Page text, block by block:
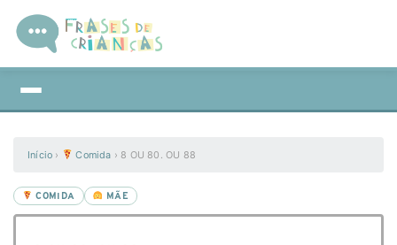
Início › Comida › 8 OU 80. OU 88
COMIDA MÃE